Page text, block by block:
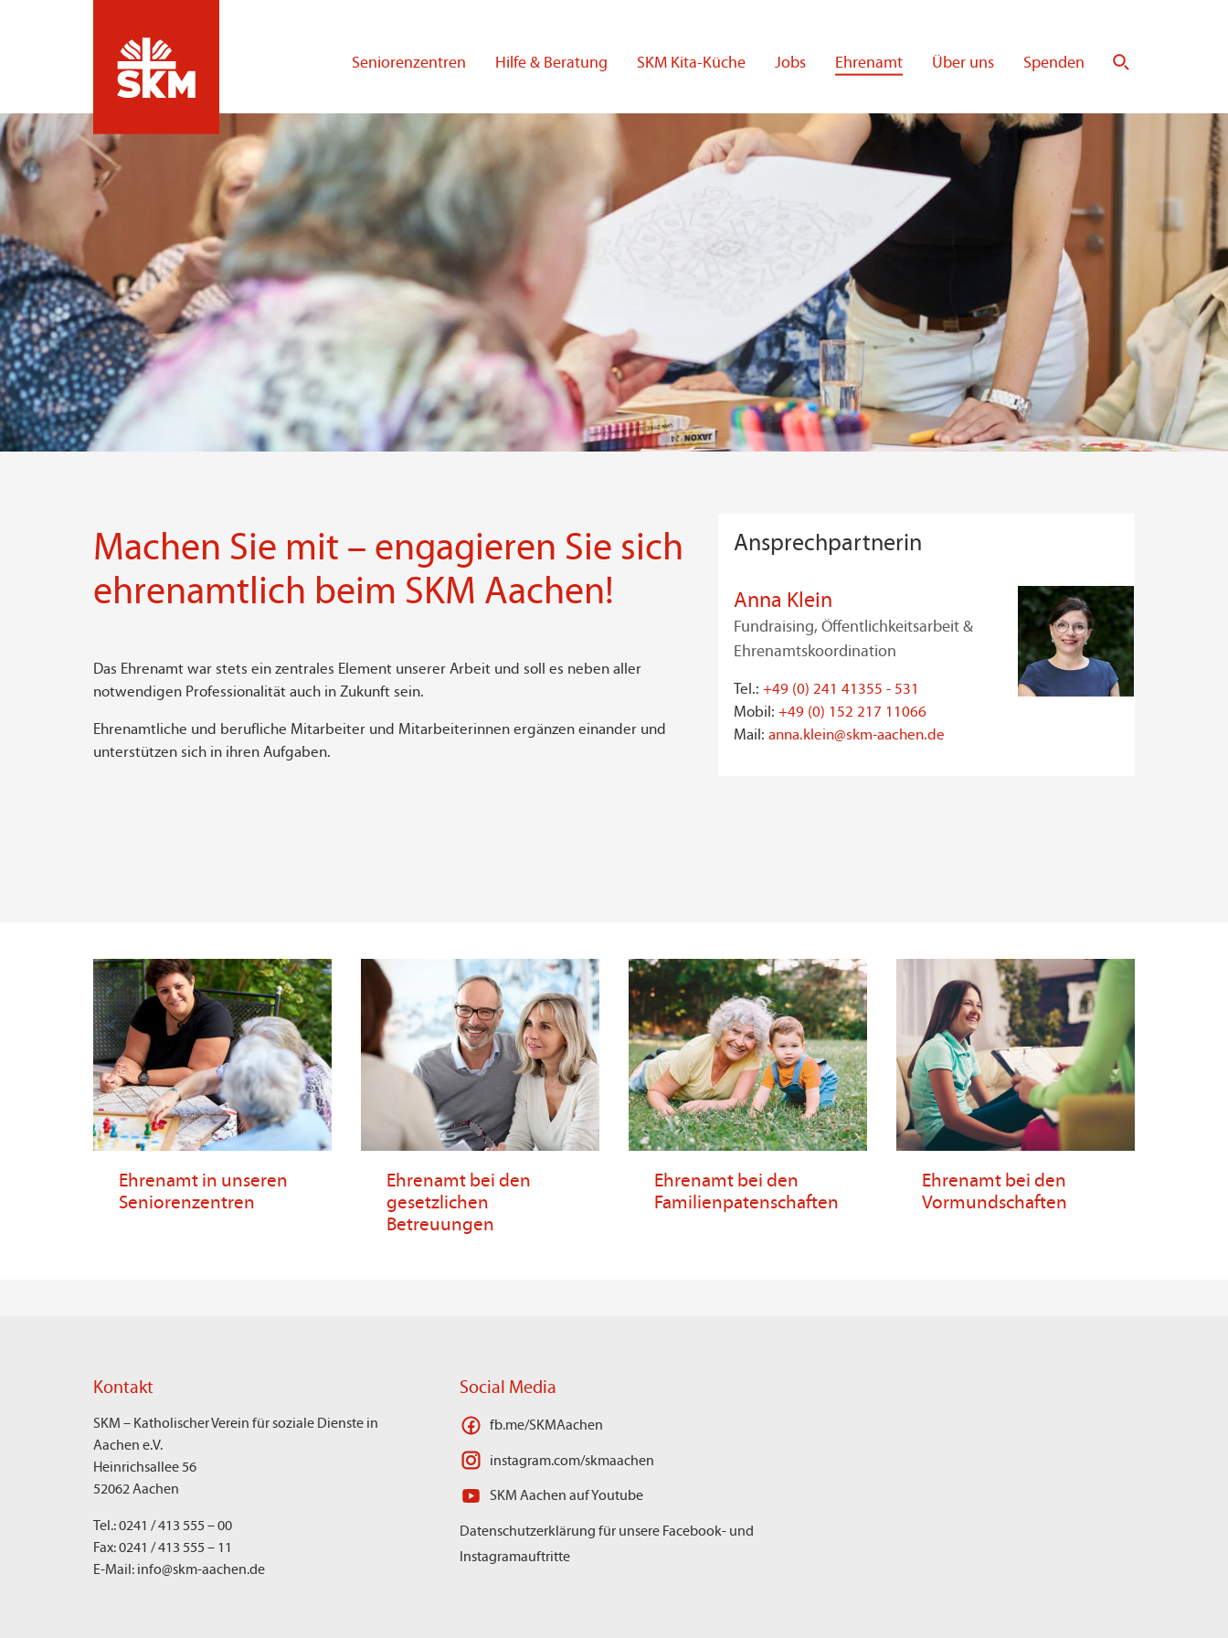
Seniorenzentren Hilfe & Beratung SKM Kita-Küche Jobs Ehrenamt Über uns Spenden
Machen Sie mit – engagieren Sie sich
ehrenamtlich beim SKM Aachen!
Das Ehrenamt war stets ein zentrales Element unserer Arbeit und soll es neben aller
notwendigen Professionalität auch in Zukunft sein.
Ehrenamtliche und berufliche Mitarbeiter und Mitarbeiterinnen ergänzen einander und
unterstützen sich in ihren Aufgaben.
Ansprechpartnerin
Anna Klein
Fundraising, Öffentlichkeitsarbeit &
Ehrenamtskoordination
Tel.: +49 (0) 241 41355 - 531
Mobil: +49 (0) 152 217 11066
Mail: anna.klein@skm-aachen.de
Ehrenamt in unseren
Seniorenzentren
Ehrenamt bei den
gesetzlichen
Betreuungen
Ehrenamt bei den
Familienpatenschaften
Ehrenamt bei den
Vormundschaften
Kontakt
SKM – Katholischer Verein für soziale Dienste in
Aachen e.V.
Heinrichsallee 56
52062 Aachen
Tel.: 0241 / 413 555 – 00
Fax: 0241 / 413 555 – 11
E-Mail: info@skm-aachen.de
Social Media
fb.me/SKMAachen
instagram.com/skmaachen
SKM Aachen auf Youtube
Datenschutzerklärung für unsere Facebook- und
Instagramauftritte